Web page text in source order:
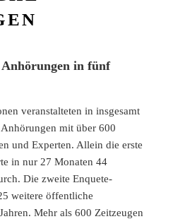
in fünf
veranstalteten in insgesamt
mit über 600
und Experten. Allein die erste
in nur 27 Monaten 44
Die zweite Enquete-
weitere öffentliche
Mehr als 600 Zeitzeugen